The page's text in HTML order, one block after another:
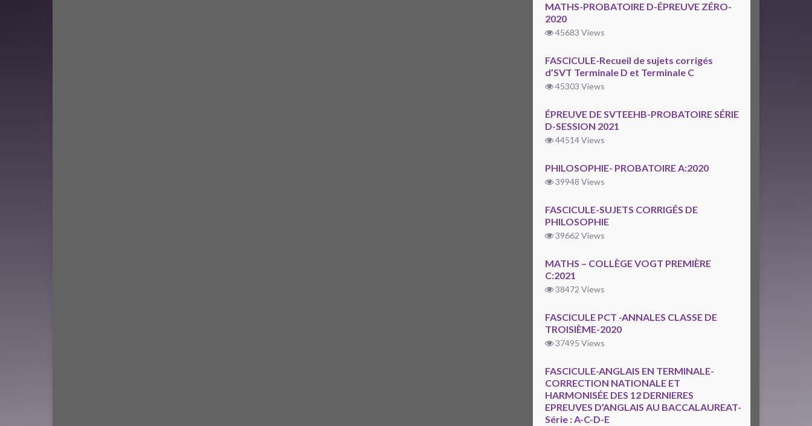
MATHS-PROBATOIRE D-ÉPREUVE ZÉRO-
2020
45683 Views
FASCICULE-Recueil de sujets corrigés
d’SVT Terminale D et Terminale C
45303 Views
ÉPREUVE DE SVTEEHB-PROBATOIRE SÉRIE
D-SESSION 2021
44514 Views
PHILOSOPHIE- PROBATOIRE A:2020
39948 Views
FASCICULE-SUJETS CORRIGÉS DE
PHILOSOPHIE
39662 Views
MATHS – COLLÈGE VOGT PREMIÈRE
C:2021
38472 Views
FASCICULE PCT -ANNALES CLASSE DE
TROISIÈME-2020
37495 Views
FASCICULE-ANGLAIS EN TERMINALE-
CORRECTION NATIONALE ET
HARMONISÉE DES 12 DERNIERES
EPREUVES D’ANGLAIS AU BACCALAUREAT-
Série : A-C-D-E